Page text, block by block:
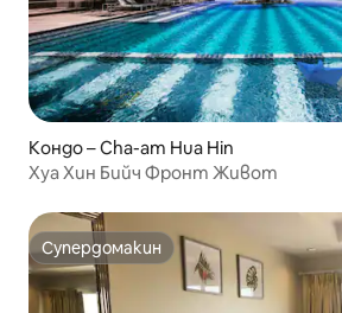
Кондо – Cha-am Hua Hin
Хуа Хин Бийч Фронт Живот
Супердомакин
Супердомакин